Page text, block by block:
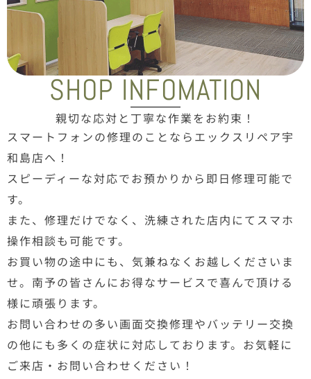
SHOP INFOMATION
親切な応対と丁寧な作業をお約束！
スマートフォンの修理のことならエックスリペア宇
和島店へ！
スピーディーな対応でお預かりから即日修理可能で
す。
また、修理だけでなく、洗練された店内にてスマホ
操作相談も可能です。
お買い物の途中にも、気兼ねなくお越しくださいま
せ。南予の皆さんにお得なサービスで喜んで頂ける
様に頑張ります。
お問い合わせの多い画面交換修理やバッテリー交換
の他にも多くの症状に対応しております。お気軽に
ご来店・お問い合わせください！